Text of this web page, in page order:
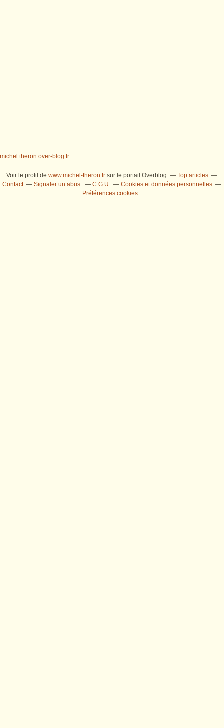
michel.theron.over-blog.fr
Voir le profil de www.michel-theron.fr sur le portail Overblog
Top articles
Contact
Signaler un abus C.G.U.
Cookies et données personnelles
Préférences cookies